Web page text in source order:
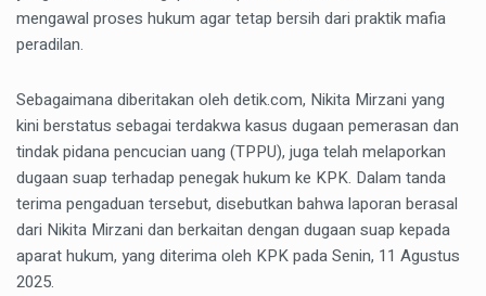
mengawal proses hukum agar tetap bersih dari praktik mafia
peradilan.
Sebagaimana diberitakan oleh detik.com, Nikita Mirzani yang
kini berstatus sebagai terdakwa kasus dugaan pemerasan dan
tindak pidana pencucian uang (TPPU), juga telah melaporkan
dugaan suap terhadap penegak hukum ke KPK. Dalam tanda
terima pengaduan tersebut, disebutkan bahwa laporan berasal
dari Nikita Mirzani dan berkaitan dengan dugaan suap kepada
aparat hukum, yang diterima oleh KPK pada Senin, 11 Agustus
2025.